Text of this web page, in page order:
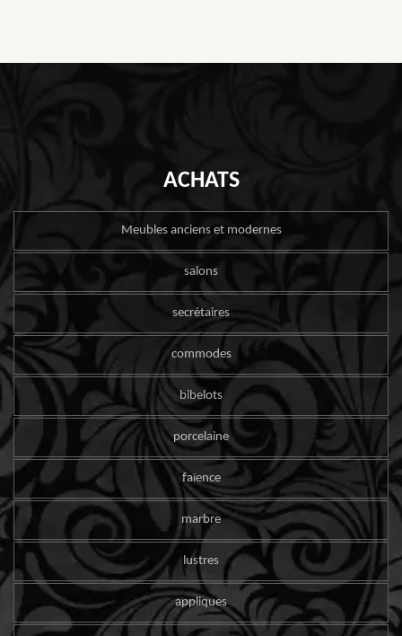
ACHATS
Meubles anciens et modernes
salons
secrétaires
commodes
bibelots
porcelaine
faïence
marbre
lustres
appliques